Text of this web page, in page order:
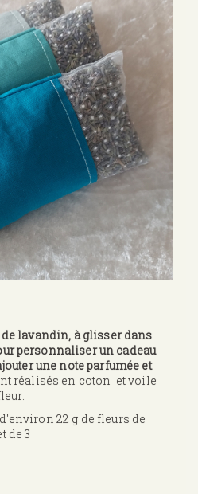
lavandin, à glisser dans
personnaliser un cadeau
une note parfumée et
réalisés en coton et voile
22 g de fleurs de
de 3